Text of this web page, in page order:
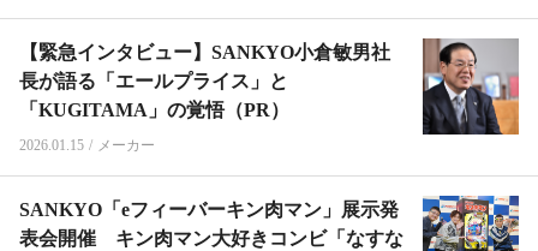
【緊急インタビュー】SANKYO小倉敏男社
長が語る「エールプライス」と
「KUGITAMA」の覚悟（PR）
2026.01.15 / メーカー
SANKYO「eフィーバーキン肉マン」展示発
表会開催 キン肉マン大好きコンビ「なすな